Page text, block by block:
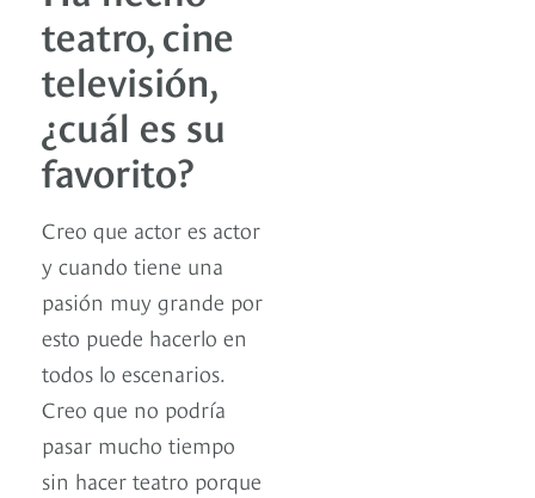
teatro, cine
televisión,
¿cuál es su
favorito?
Creo que actor es actor
y cuando tiene una
pasión muy grande por
esto puede hacerlo en
todos lo escenarios.
Creo que no podría
pasar mucho tiempo
sin hacer teatro porque